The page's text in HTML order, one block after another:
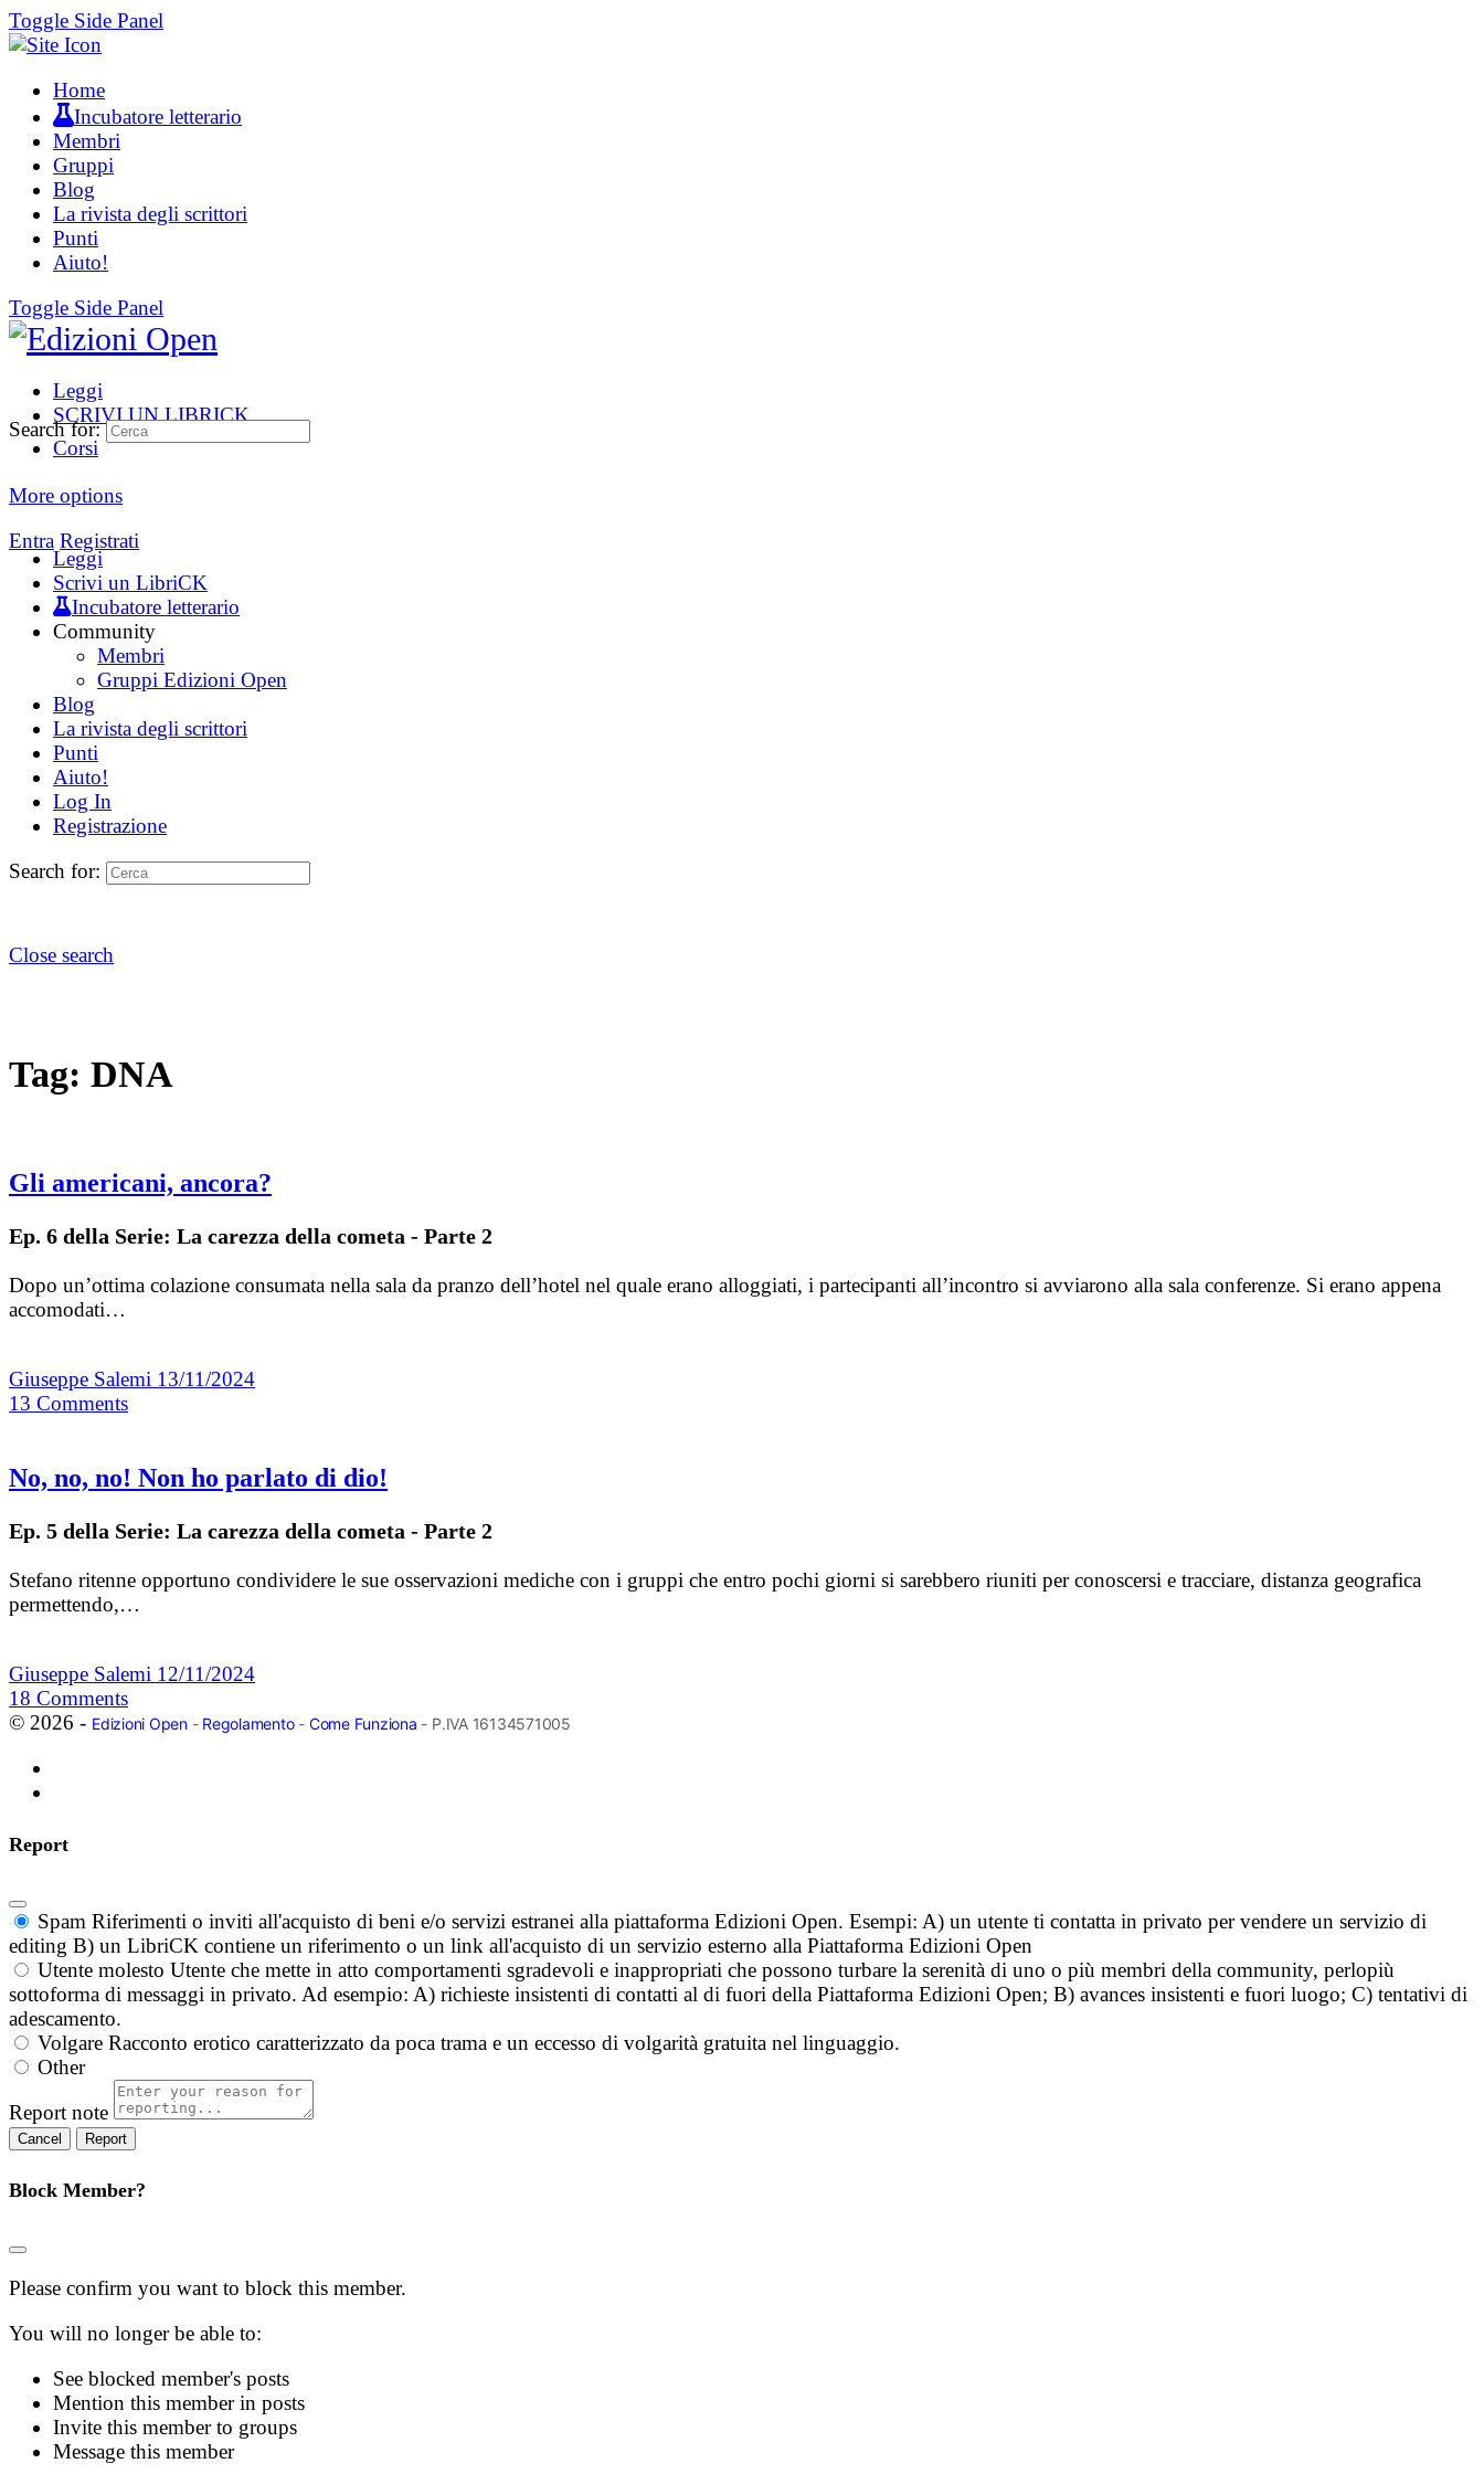
Toggle Side Panel
Home
Incubatore letterario
Membri
Gruppi
Blog
La rivista degli scrittori
Punti
Aiuto!
Toggle Side Panel
Leggi
SCRIVI UN LIBRICK
Corsi
More options
Entra Registrati
Search for:
Leggi
Scrivi un LibriCK
Incubatore letterario
Community
Membri
Gruppi Edizioni Open
Blog
La rivista degli scrittori
Punti
Aiuto!
Log In
Registrazione
Search for:
Close search
Tag: DNA
Gli americani, ancora?
Ep. 6 della Serie: La carezza della cometa - Parte 2
Dopo un’ottima colazione consumata nella sala da pranzo dell’hotel nel quale erano alloggiati, i partecipanti all’incontro si avviarono alla sala conferenze. Si erano appena
accomodati…
Giuseppe Salemi 13/11/2024
13 Comments
No, no, no! Non ho parlato di dio!
Ep. 5 della Serie: La carezza della cometa - Parte 2
Stefano ritenne opportuno condividere le sue osservazioni mediche con i gruppi che entro pochi giorni si sarebbero riuniti per conoscersi e tracciare, distanza geografica
permettendo,…
Giuseppe Salemi 12/11/2024
18 Comments
© 2026 - Edizioni Open- Regolamento- Come Funziona - P.IVA 16134571005
Report
Spam Riferimenti o inviti all'acquisto di beni e/o servizi estranei alla piattaforma Edizioni Open. Esempi: A) un utente ti contatta in privato per vendere un servizio di
editing B) un LibriCK contiene un riferimento o un link all'acquisto di un servizio esterno alla Piattaforma Edizioni Open
Utente molesto Utente che mette in atto comportamenti sgradevoli e inappropriati che possono turbare la serenità di uno o più membri della community, perlopiù
sottoforma di messaggi in privato. Ad esempio: A) richieste insistenti di contatti al di fuori della Piattaforma Edizioni Open; B) avances insistenti e fuori luogo; C) tentativi di
adescamento.
Volgare Racconto erotico caratterizzato da poca trama e un eccesso di volgarità gratuita nel linguaggio.
Other
Report note
Report
Block Member?
Please confirm you want to block this member.
You will no longer be able to:
See blocked member's posts
Mention this member in posts
Invite this member to groups
Message this member